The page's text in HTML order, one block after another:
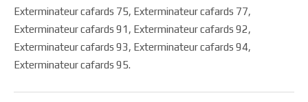
Exterminateur cafards 75, Exterminateur cafards 77,
Exterminateur cafards 91, Exterminateur cafards 92,
Exterminateur cafards 93, Exterminateur cafards 94,
Exterminateur cafards 95.